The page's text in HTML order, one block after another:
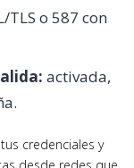
TLS o 587 con
activada,
credenciales y